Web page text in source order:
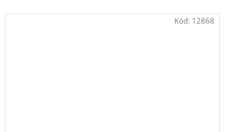
Kód: 12868